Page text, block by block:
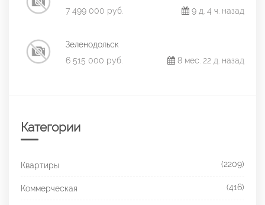
7 499 000 руб.
9 д. 4 ч. назад
Зеленодольск
6 515 000 руб.
8 мес. 22 д. назад
Категории
Квартиры (2209)
Коммерческая (416)